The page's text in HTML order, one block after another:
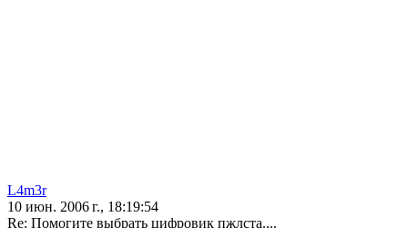
L4m3r
10 июн. 2006 г., 18:19:54
Re: Помогите выбрать цифровик пжлста....